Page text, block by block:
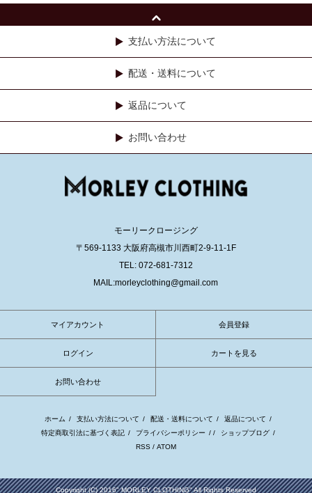
支払い方法について
配送・送料について
返品について
お問い合わせ
モーリークロージング
〒569-1133 大阪府高槻市川西町2-9-11-1F
TEL: 072-681-7312
MAIL:morleyclothing@gmail.com
マイアカウント 会員登録
ログイン カートを見る
お問い合わせ
ホーム / 支払い方法について / 配送・送料について / 返品について /
特定商取引法に基づく表記 / プライバシーポリシー / / ショップブログ /
RSS / ATOM
Copyright (C) 2016" MORLEY CLOTHING" All Rights Reserved